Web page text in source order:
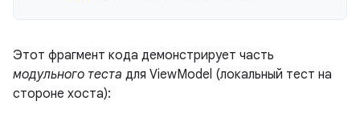
Этот фрагмент кода демонстрирует часть
модульного теста для ViewModel (локальный тест на
стороне хоста):